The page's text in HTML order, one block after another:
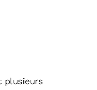
plusieurs